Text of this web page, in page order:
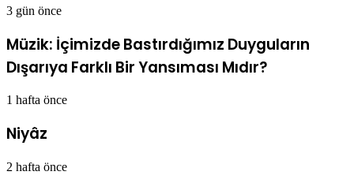
3 gün önce
Müzik: İçimizde Bastırdığımız Duyguların
Dışarıya Farklı Bir Yansıması Mıdır?
1 hafta önce
Niyâz
2 hafta önce